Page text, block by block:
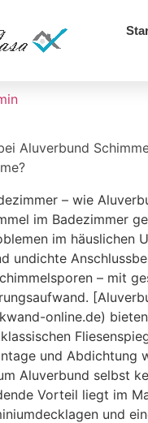
– wie
im Badezimmer
im häuslichen
undichte
– mit
online.de)
und Abdichtung
Aluverbund selbst
Vorteil liegt im
und